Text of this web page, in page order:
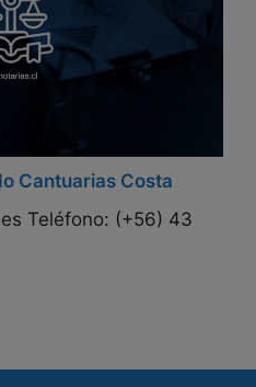
Cantuarias Costa
Teléfono: (+56) 43